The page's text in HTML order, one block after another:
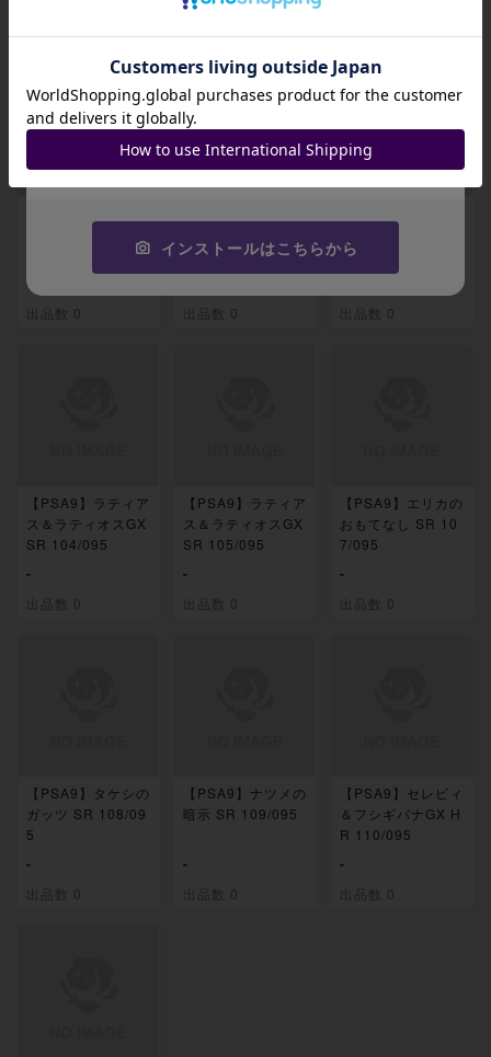
関連製品
-
出品数 0
R 102/095
出品数 0
R 103/095
出品数 0
【PSA9】ラティア
ス＆ラティオスGX
SR 104/095
-
出品数 0
【PSA9】ラティア
ス＆ラティオスGX
SR 105/095
-
出品数 0
【PSA9】エリカの
おもてなし SR 10
7/095
-
出品数 0
【PSA9】タケシの
ガッツ SR 108/09
5
-
出品数 0
【PSA9】ナツメの
暗示 SR 109/095
-
出品数 0
【PSA9】セレビィ
＆フシギバナGX H
R 110/095
-
出品数 0
招待コード
JA9XS8
コピーする
インストールはこちらから